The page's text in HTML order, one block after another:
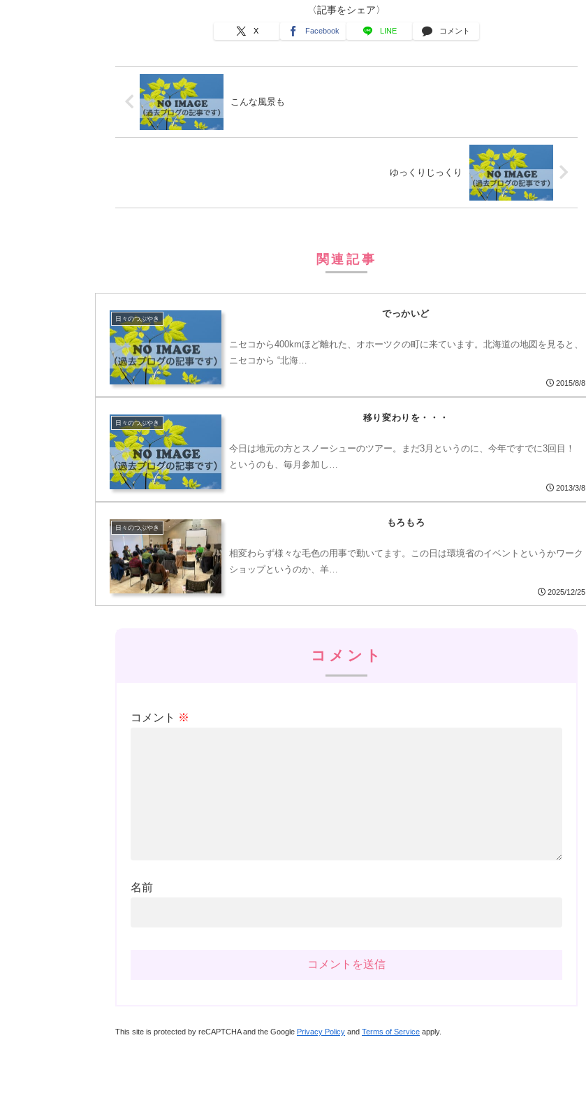
〈記事をシェア〉
X Facebook LINE コメント
こんな風景も
ゆっくりじっくり
関連記事
日々のつぶやき
でっかいど
ニセコから400kmほど離れた、オホーツクの町に来ています。北海道の地図を見ると、
ニセコから “北海…
2015/8/8
日々のつぶやき
移り変わりを・・・
今日は地元の方とスノーシューのツアー。まだ3月というのに、今年ですでに3回目！
というのも、毎月参加し…
2013/3/8
日々のつぶやき
もろもろ
相変わらず様々な毛色の用事で動いてます。この日は環境省のイベントというかワーク
ショップというのか、羊…
2025/12/25
コメント
コメント ※
名前
This site is protected by reCAPTCHA and the Google Privacy Policy and Terms of Service apply.